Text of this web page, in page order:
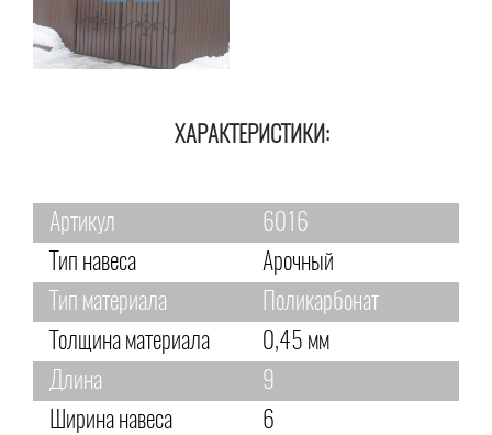
ХАРАКТЕРИСТИКИ:
Артикул
6016
Тип навеса
Арочный
Тип материала
Поликарбонат
Толщина материала
0,45 мм
Длина
9
Ширина навеса
6